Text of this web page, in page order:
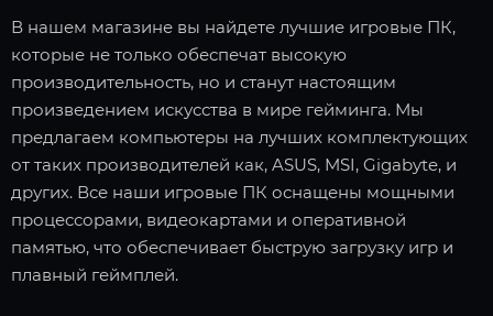
В нашем магазине вы найдете лучшие игровые ПК,
которые не только обеспечат высокую
производительность, но и станут настоящим
произведением искусства в мире гейминга. Мы
предлагаем компьютеры на лучших комплектующих
от таких производителей как, ASUS, MSI, Gigabyte, и
других. Все наши игровые ПК оснащены мощными
процессорами, видеокартами и оперативной
памятью, что обеспечивает быструю загрузку игр и
плавный геймплей.